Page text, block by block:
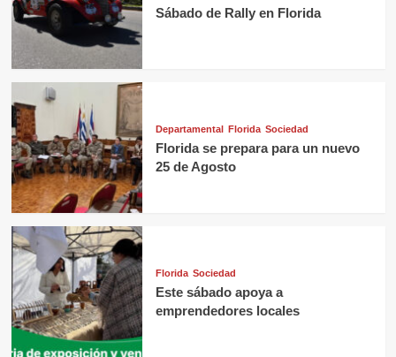
Sábado de Rally en Florida
Departamental Florida Sociedad
Florida se prepara para un nuevo
25 de Agosto
Florida Sociedad
Este sábado apoya a
emprendedores locales